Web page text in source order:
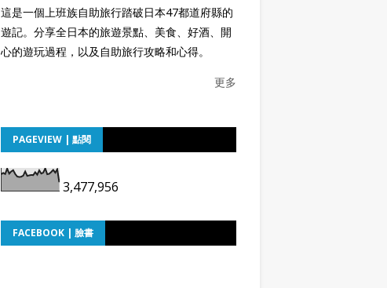
這是一個上班族自助旅行踏破日本47都道府縣的
遊記。分享全日本的旅遊景點、美食、好酒、開
心的遊玩過程，以及自助旅行攻略和心得。
更多
PAGEVIEW | 點閱
3,477,956
FACEBOOK | 臉書